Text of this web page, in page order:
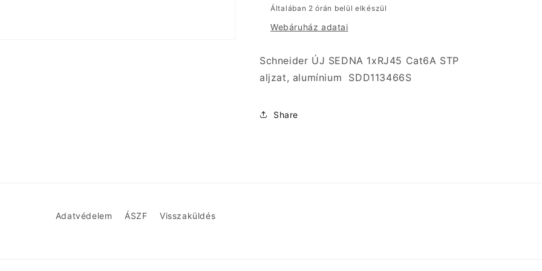
SDD113466S
csökkentése
SDD113466S
növelése
Általában 2 órán belül elkészül
Webáruház adatai
Schneider ÚJ SEDNA 1xRJ45 Cat6A STP
aljzat, alumínium SDD113466S
Share
Adatvédelem ÁSZF Visszaküldés